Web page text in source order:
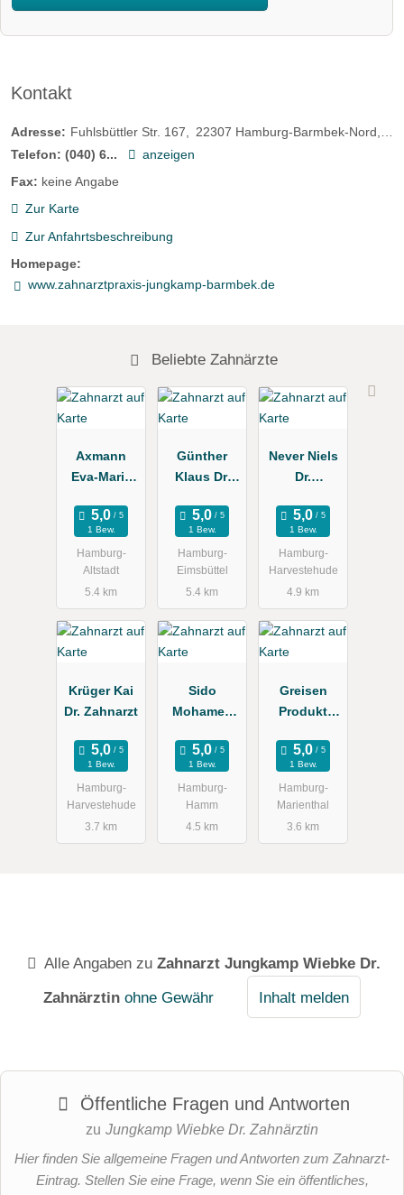
Kontakt
Adresse: Fuhlsbüttler Str. 167 22307 Hamburg-Barmbek-Nord
Telefon: (040) 6...
anzeigen
Fax: keine Angabe
Zur Karte
Zur Anfahrtsbeschreibung
Homepage:
www.zahnarztpraxis-jungkamp-barmbek.de
Beliebte Zahnärzte
Axmann
Eva-Maria
Zahnärztin
1 Bew.
Hamburg-
Altstadt
5.4 km
Günther
Klaus Dr.
xis
1 Bew.
Hamburg-
Eimsbüttel
5.4 km
Never Niels
Dr.
xis
1 Bew.
Hamburg-
Harvestehude
4.9 km
Krüger Kai
Dr. Zahnarzt
1 Bew.
Hamburg-
Harvestehude
3.7 km
Sido
Mohamed
1 Bew.
Hamburg-
Hamm
4.5 km
Greisen
Produkt
1 Bew.
Hamburg-
Marienthal
3.6 km
Alle Angaben zu Zahnarzt Jungkamp Wiebke Dr.
Zahnärztin ohne Gewähr Inhalt melden
Öffentliche Fragen und Antworten
zu Jungkamp Wiebke Dr. Zahnärztin
Hier finden Sie allgemeine Fragen und Antworten zum Zahnarzt-
Eintrag. Stellen Sie eine Frage, wenn Sie ein öffentliches,